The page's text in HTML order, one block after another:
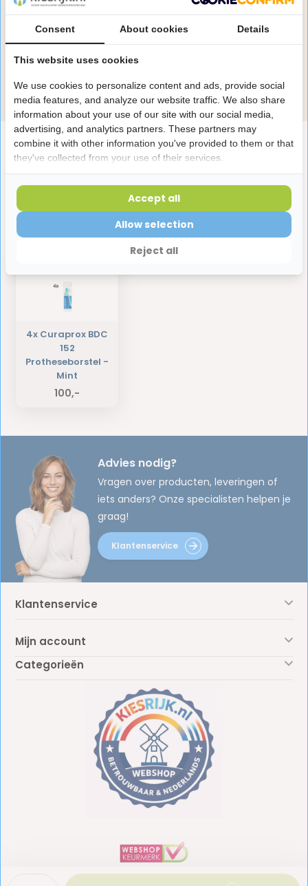
Productomschrijving
Reviews
Heb je een vraag over dit product?
Onze specialisten helpen je graag! Spreek ons aan
in de chat of stuur een e-mail.
Stuur e-mail
Laatst bekeken producten
4x Curaprox BDC
152
Protheseborstel -
Mint
100,-
Advies nodig?
Vragen over producten, leveringen of
iets anders? Onze specialisten helpen je
graag!
Klantenservice
Klantenservice
Mijn account
Categorieën
Consent About cookies Details
This website uses cookies
We use cookies to personalize content and ads, provide social
media features, and analyze our website traffic. We also share
information about your use of our site with our social media,
advertising, and analytics partners. These partners may
combine it with other information you've provided to them or that
they've collected from your use of their services.
Reject all
Allow selection
Accept all